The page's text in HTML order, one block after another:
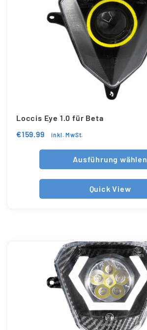
Loccis Eye 1.0 für Beta
€159.99 inkl. MwSt.
Ausführung wählen
Quick View